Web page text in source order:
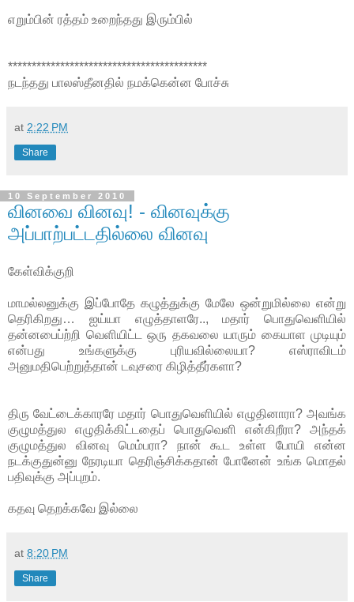
எறும்பின் ரத்தம் உறைந்தது இரும்பில்
******************************************
நடந்தது பாலஸ்தீனதில் நமக்கென்ன போச்சு
at 2:22 PM
Share
10 September 2010
வினவை வினவு! - வினவுக்கு
அப்பாற்பட்டதில்லை வினவு
கேள்விக்குறி
மாமல்லனுக்கு இப்போதே கழுத்துக்கு மேலே ஒன்றுமில்லை என்று
தெரிகிறது… ஐய்யா எழுத்தாளரே.., மதார் பொதுவெளியில்
தன்னபைப்ற்றி வெளியிட்ட ஒரு தகவலை யாரும் கையாள முடியும்
என்பது உங்களுக்கு புரியவில்லையா? எஸ்ராவிடம்
அனுமதிபெற்றுத்தான் டவுசரை கிழித்தீர்களா?
திரு வேட்டைக்காரரே மதார் பொதுவெளியில் எழுதினாரா? அவங்க
குழுமத்துல எழுதிக்கிட்டதைப் பொதுவெளி என்கிறீரா? அந்தக்
குழுமத்துல வினவு மெம்பரா? நான் கூட உள்ள போயி என்ன
நடக்குதுன்னு நேரடியா தெரிஞ்சிக்கதான் போனேன் உங்க மொதல்
பதிவுக்கு அப்புறம்.
கதவு தெறக்கவே இல்லை
at 8:20 PM
Share